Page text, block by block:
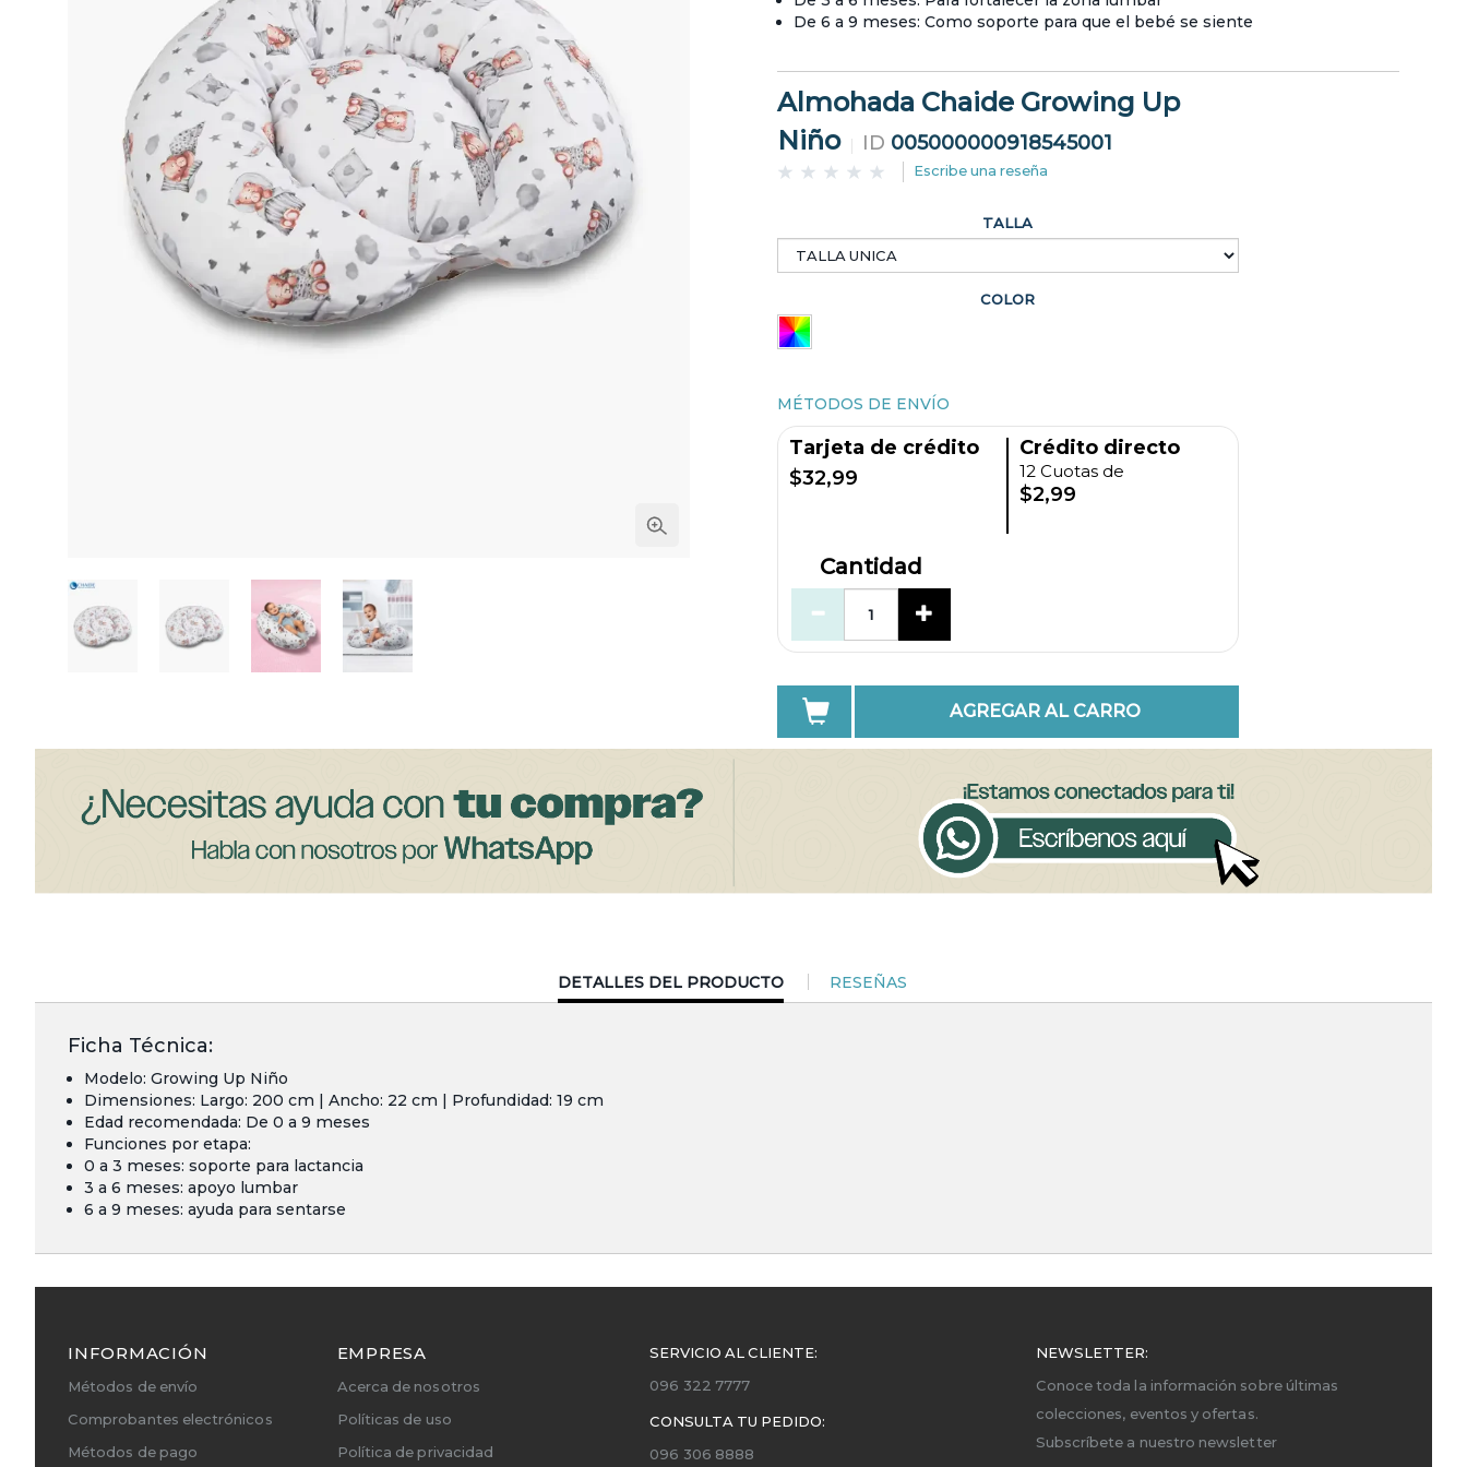
De 6 a 9 meses: Como soporte para que el bebé se siente
Almohada Chaide Growing Up
Niño
ID 005000000918545001
Escribe una reseña
TALLA
COLOR
MÉTODOS DE ENVÍO
Tarjeta de crédito
$32,99
Crédito directo
12 Cuotas de
$2,99
Cantidad
AGREGAR AL CARRO
CURRENT
TAB:
DETALLES DEL PRODUCTO RESEÑAS
Ficha Técnica:
Modelo: Growing Up Niño
Dimensiones: Largo: 200 cm | Ancho: 22 cm | Profundidad: 19 cm
Edad recomendada: De 0 a 9 meses
Funciones por etapa:
0 a 3 meses: soporte para lactancia
3 a 6 meses: apoyo lumbar
6 a 9 meses: ayuda para sentarse
INFORMACIÓN
Métodos de envío
Comprobantes electrónicos
Métodos de pago
EMPRESA
Acerca de nosotros
Políticas de uso
Política de privacidad
SERVICIO AL CLIENTE:
096 322 7777
CONSULTA TU PEDIDO:
096 306 8888
NEWSLETTER:
Conoce toda la información sobre últimas
colecciones, eventos y ofertas.
Subscríbete a nuestro newsletter